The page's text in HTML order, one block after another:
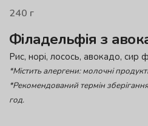
240 г
Філадельфія з
Рис, норі, лосось, авокадо, сир
*Містить алергени: молочні
*Рекомендований термін
год.